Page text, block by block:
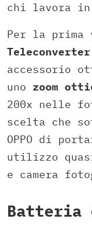
chi lavora in
Per la
accessorio
uno zoom
200x nelle
scelta che
OPPO di
utilizzo
e camera
Batteria